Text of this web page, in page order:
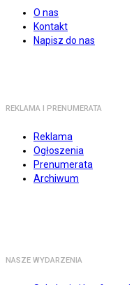
O nas
Kontakt
Napisz do nas
REKLAMA I PRENUMERATA
Reklama
Ogłoszenia
Prenumerata
Archiwum
NASZE WYDARZENIA